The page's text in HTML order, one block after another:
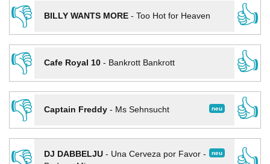
👎
BILLY WANTS MORE- Too Hot for Heaven
👍
👎
Cafe Royal 10- Bankrott Bankrott
👍
👎
neu
Captain Freddy- Ms Sehnsucht
👍
neu
DJ DABBELJU- Una Cerveza por Favor -